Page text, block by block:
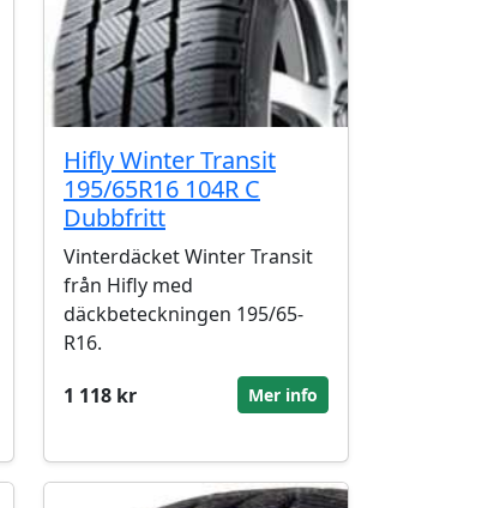
Hifly Winter Transit
195/65R16 104R C
Dubbfritt
Vinterdäcket Winter Transit
från Hifly med
däckbeteckningen 195/65-
R16.
1 118 kr
Mer info